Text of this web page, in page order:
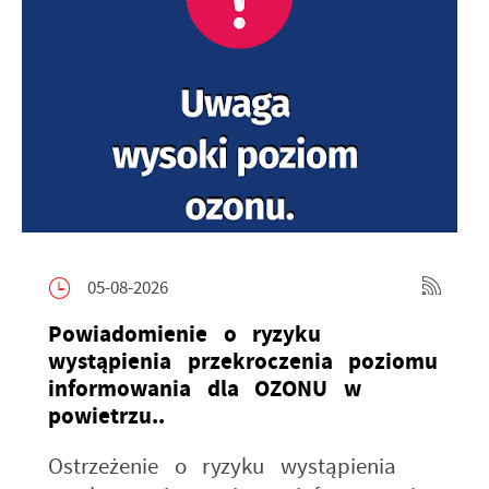
05-08-2026
Powiadomienie o ryzyku
wystąpienia przekroczenia poziomu
informowania dla OZONU w
powietrzu..
Ostrzeżenie o ryzyku wystąpienia